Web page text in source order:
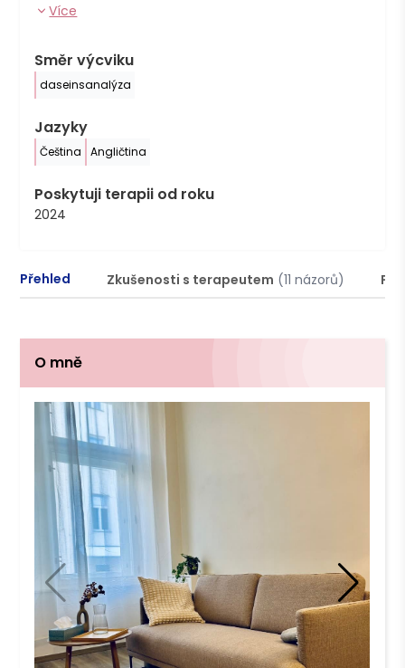
Více
Směr výcviku
daseinsanalýza
Jazyky
Čeština Angličtina
Poskytuji terapii od roku
2024
Přehled Zkušenosti s terapeutem (11 názorů)
O mně